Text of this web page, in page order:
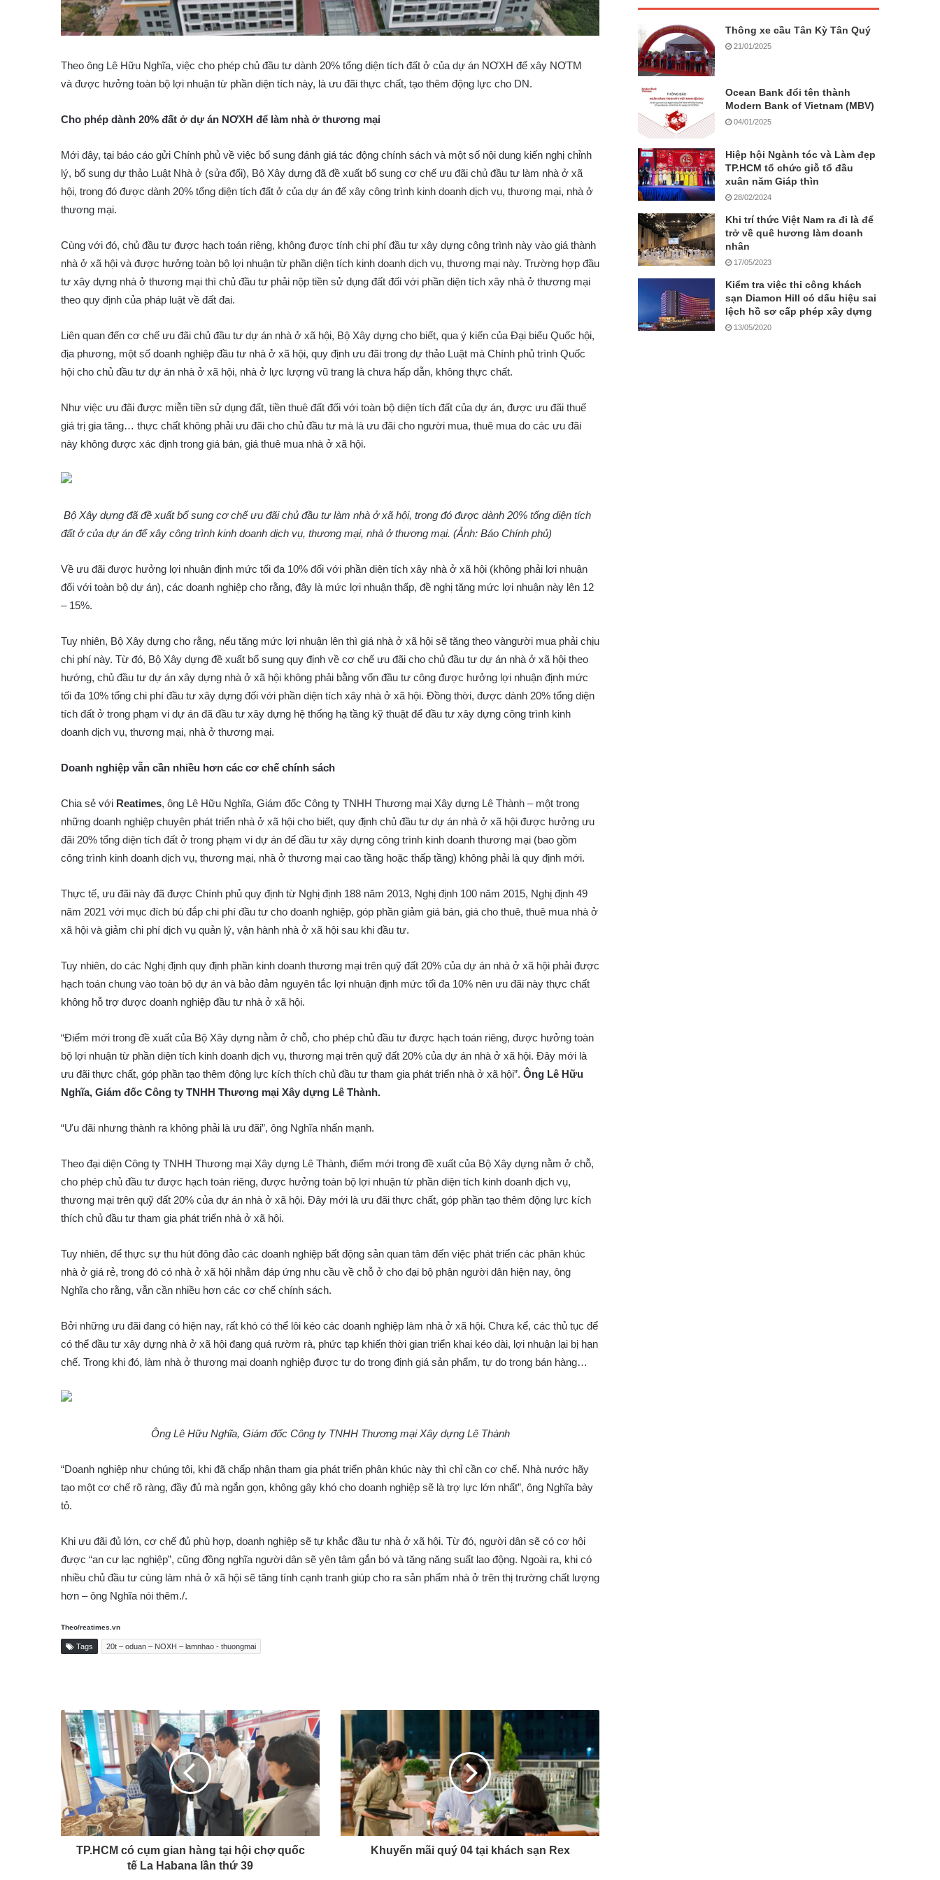
Theo ông Lê Hữu Nghĩa, việc cho phép chủ đầu tư dành 20% tổng diện tích đất ở của dự án NƠXH để xây NƠTM
và được hưởng toàn bộ lợi nhuận từ phần diện tích này, là ưu đãi thực chất, tạo thêm động lực cho DN.
Cho phép dành 20% đất ở dự án NƠXH để làm nhà ở thương mại
Mới đây, tại báo cáo gửi Chính phủ về việc bổ sung đánh giá tác động chính sách và một số nội dung kiến nghị chỉnh
lý, bổ sung dự thảo Luật Nhà ở (sửa đổi), Bộ Xây dựng đã đề xuất bổ sung cơ chế ưu đãi chủ đầu tư làm nhà ở xã
hội, trong đó được dành 20% tổng diện tích đất ở của dự án để xây công trình kinh doanh dịch vụ, thương mại, nhà ở
thương mại.
Cùng với đó, chủ đầu tư được hạch toán riêng, không được tính chi phí đầu tư xây dựng công trình này vào giá thành
nhà ở xã hội và được hưởng toàn bộ lợi nhuận từ phần diện tích kinh doanh dịch vụ, thương mại này. Trường hợp đầu
tư xây dựng nhà ở thương mại thì chủ đầu tư phải nộp tiền sử dụng đất đối với phần diện tích xây nhà ở thương mại
theo quy định của pháp luật về đất đai.
Liên quan đến cơ chế ưu đãi chủ đầu tư dự án nhà ở xã hội, Bộ Xây dựng cho biết, qua ý kiến của Đại biểu Quốc hội,
địa phương, một số doanh nghiệp đầu tư nhà ở xã hội, quy định ưu đãi trong dự thảo Luật mà Chính phủ trình Quốc
hội cho chủ đầu tư dự án nhà ở xã hội, nhà ở lực lượng vũ trang là chưa hấp dẫn, không thực chất.
Như việc ưu đãi được miễn tiền sử dụng đất, tiền thuê đất đối với toàn bộ diện tích đất của dự án, được ưu đãi thuế
giá trị gia tăng… thực chất không phải ưu đãi cho chủ đầu tư mà là ưu đãi cho người mua, thuê mua do các ưu đãi
này không được xác định trong giá bán, giá thuê mua nhà ở xã hội.
Bộ Xây dựng đã đề xuất bổ sung cơ chế ưu đãi chủ đầu tư làm nhà ở xã hội, trong đó được dành 20% tổng diện tích
đất ở của dự án để xây công trình kinh doanh dịch vụ, thương mại, nhà ở thương mại. (Ảnh: Báo Chính phủ)
Về ưu đãi được hưởng lợi nhuận định mức tối đa 10% đối với phần diện tích xây nhà ở xã hội (không phải lợi nhuận
đối với toàn bộ dự án), các doanh nghiệp cho rằng, đây là mức lợi nhuận thấp, đề nghị tăng mức lợi nhuận này lên 12
– 15%.
Tuy nhiên, Bộ Xây dựng cho rằng, nếu tăng mức lợi nhuận lên thì giá nhà ở xã hội sẽ tăng theo vàngười mua phải chịu
chi phí này. Từ đó, Bộ Xây dựng đề xuất bổ sung quy định về cơ chế ưu đãi cho chủ đầu tư dự án nhà ở xã hội theo
hướng, chủ đầu tư dự án xây dựng nhà ở xã hội không phải bằng vốn đầu tư công được hưởng lợi nhuận định mức
tối đa 10% tổng chi phí đầu tư xây dựng đối với phần diện tích xây nhà ở xã hội. Đồng thời, được dành 20% tổng diện
tích đất ở trong phạm vi dự án đã đầu tư xây dựng hệ thống hạ tầng kỹ thuật để đầu tư xây dựng công trình kinh
doanh dịch vụ, thương mại, nhà ở thương mại.
Doanh nghiệp vẫn cần nhiều hơn các cơ chế chính sách
Chia sẻ với Reatimes, ông Lê Hữu Nghĩa, Giám đốc Công ty TNHH Thương mại Xây dựng Lê Thành – một trong
những doanh nghiệp chuyên phát triển nhà ở xã hội cho biết, quy định chủ đầu tư dự án nhà ở xã hội được hưởng ưu
đãi 20% tổng diện tích đất ở trong phạm vi dự án để đầu tư xây dựng công trình kinh doanh thương mại (bao gồm
công trình kinh doanh dịch vụ, thương mại, nhà ở thương mại cao tầng hoặc thấp tầng) không phải là quy định mới.
Thực tế, ưu đãi này đã được Chính phủ quy định từ Nghị định 188 năm 2013, Nghị định 100 năm 2015, Nghị định 49
năm 2021 với mục đích bù đắp chi phí đầu tư cho doanh nghiệp, góp phần giảm giá bán, giá cho thuê, thuê mua nhà ở
xã hội và giảm chi phí dịch vụ quản lý, vận hành nhà ở xã hội sau khi đầu tư.
Tuy nhiên, do các Nghị định quy định phần kinh doanh thương mại trên quỹ đất 20% của dự án nhà ở xã hội phải được
hạch toán chung vào toàn bộ dự án và bảo đảm nguyên tắc lợi nhuận định mức tối đa 10% nên ưu đãi này thực chất
không hỗ trợ được doanh nghiệp đầu tư nhà ở xã hội.
“Điểm mới trong đề xuất của Bộ Xây dựng nằm ở chỗ, cho phép chủ đầu tư được hạch toán riêng, được hưởng toàn
bộ lợi nhuận từ phần diện tích kinh doanh dịch vụ, thương mại trên quỹ đất 20% của dự án nhà ở xã hội. Đây mới là
ưu đãi thực chất, góp phần tạo thêm động lực kích thích chủ đầu tư tham gia phát triển nhà ở xã hội”. Ông Lê Hữu
Nghĩa, Giám đốc Công ty TNHH Thương mại Xây dựng Lê Thành.
“Ưu đãi nhưng thành ra không phải là ưu đãi”, ông Nghĩa nhấn mạnh.
Theo đại diện Công ty TNHH Thương mại Xây dựng Lê Thành, điểm mới trong đề xuất của Bộ Xây dựng nằm ở chỗ,
cho phép chủ đầu tư được hạch toán riêng, được hưởng toàn bộ lợi nhuận từ phần diện tích kinh doanh dịch vụ,
thương mại trên quỹ đất 20% của dự án nhà ở xã hội. Đây mới là ưu đãi thực chất, góp phần tạo thêm động lực kích
thích chủ đầu tư tham gia phát triển nhà ở xã hội.
Tuy nhiên, để thực sự thu hút đông đảo các doanh nghiệp bất động sản quan tâm đến việc phát triển các phân khúc
nhà ở giá rẻ, trong đó có nhà ở xã hội nhằm đáp ứng nhu cầu về chỗ ở cho đại bộ phận người dân hiện nay, ông
Nghĩa cho rằng, vẫn cần nhiều hơn các cơ chế chính sách.
Bởi những ưu đãi đang có hiện nay, rất khó có thể lôi kéo các doanh nghiệp làm nhà ở xã hội. Chưa kể, các thủ tục để
có thể đầu tư xây dựng nhà ở xã hội đang quá rườm rà, phức tạp khiến thời gian triển khai kéo dài, lợi nhuận lại bị hạn
chế. Trong khi đó, làm nhà ở thương mại doanh nghiệp được tự do trong định giá sản phẩm, tự do trong bán hàng…
Ông Lê Hữu Nghĩa, Giám đốc Công ty TNHH Thương mại Xây dựng Lê Thành
“Doanh nghiệp như chúng tôi, khi đã chấp nhận tham gia phát triển phân khúc này thì chỉ cần cơ chế. Nhà nước hãy
tạo một cơ chế rõ ràng, đầy đủ mà ngắn gọn, không gây khó cho doanh nghiệp sẽ là trợ lực lớn nhất”, ông Nghĩa bày
tỏ.
Khi ưu đãi đủ lớn, cơ chế đủ phù hợp, doanh nghiệp sẽ tự khắc đầu tư nhà ở xã hội. Từ đó, người dân sẽ có cơ hội
được “an cư lạc nghiệp”, cũng đồng nghĩa người dân sẽ yên tâm gắn bó và tăng năng suất lao động. Ngoài ra, khi có
nhiều chủ đầu tư cùng làm nhà ở xã hội sẽ tăng tính cạnh tranh giúp cho ra sản phẩm nhà ở trên thị trường chất lượng
hơn – ông Nghĩa nói thêm./.
Theo/reatimes.vn
Tags 20t – oduan – NOXH – lamnhao - thuongmai
TP.HCM có cụm gian hàng tại hội chợ quốc
tế La Habana lần thứ 39
Khuyến mãi quý 04 tại khách sạn Rex
Thông xe cầu Tân Kỳ Tân Quý
21/01/2025
Ocean Bank đổi tên thành
Modern Bank of Vietnam (MBV)
04/01/2025
Hiệp hội Ngành tóc và Làm đẹp
TP.HCM tổ chức giỗ tổ đầu
xuân năm Giáp thìn
28/02/2024
Khi trí thức Việt Nam ra đi là để
trở về quê hương làm doanh
nhân
17/05/2023
Kiểm tra việc thi công khách
sạn Diamon Hill có dấu hiệu sai
lệch hồ sơ cấp phép xây dựng
13/05/2020